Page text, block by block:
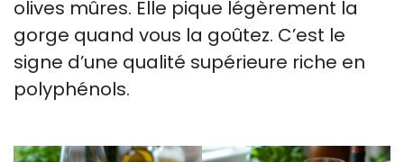
olives mûres. Elle pique légèrement la
gorge quand vous la goûtez. C’est le
signe d’une qualité supérieure riche en
polyphénols.